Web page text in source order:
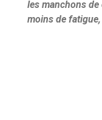
les manchons
moins de